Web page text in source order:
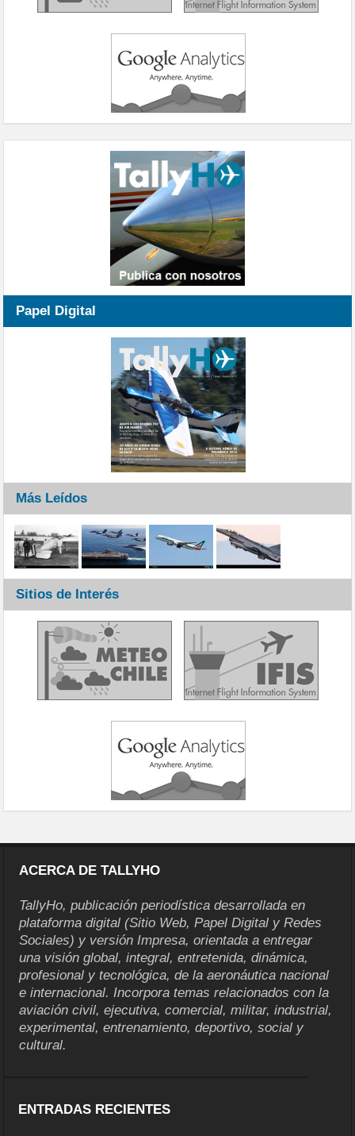
Papel Digital
Más Leídos
Sitios de Interés
ACERCA DE TALLYHO
TallyHo, publicación periodística desarrollada en
plataforma digital (Sitio Web, Papel Digital y Redes
Sociales) y versión Impresa, orientada a entregar
una visión global, integral, entretenida, dinámica,
profesional y tecnológica, de la aeronáutica nacional
e internacional. Incorpora temas relacionados con la
aviación civil, ejecutiva, comercial, militar, industrial,
experimental, entrenamiento, deportivo, social y
cultural.
ENTRADAS RECIENTES